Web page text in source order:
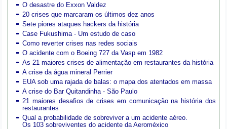
O desastre do Exxon Valdez
20 crises que marcaram os últimos dez anos
Sete piores ataques hackers da história
Case Fukushima - Um estudo de caso
Como reverter crises nas redes sociais
O acidente com o Boeing 727 da Vasp em 1982
As 21 maiores crises de alimentação em restaurantes da história
A crise da água mineral Perrier
EUA sob uma rajada de balas: o mapa dos atentados em massa
A crise do Bar Quitandinha - São Paulo
21 maiores desafios de crises em comunicação na história dos
restaurantes
Qual a probabilidade de sobreviver a um acidente aéreo.
Os 103 sobreviventes do acidente da Aeroméxico